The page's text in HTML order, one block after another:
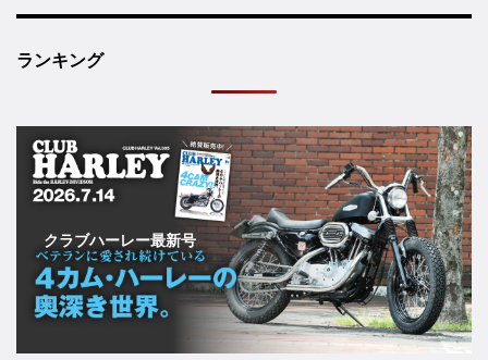
ランキング
クラブハーレー最新号